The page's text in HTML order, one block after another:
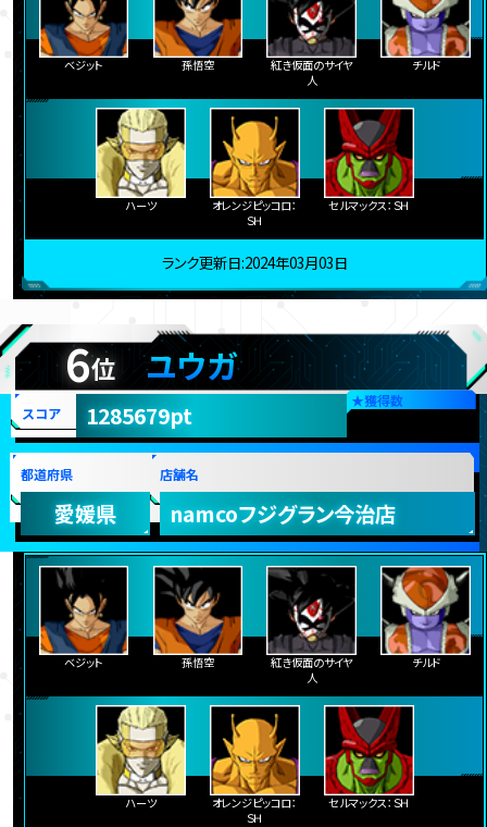
ベジット 孫悟空
紅き仮面のサイヤ
人
チルド
ハーツ
オレンジピッコロ：
ＳＨ
セルマックス：ＳＨ
ランク更新日:2024年03月03日
6位 ユウガ
★獲得数
スコア 1285679pt
都道府県
愛媛県
店舗名
namcoフジグラン今治店
ベジット 孫悟空
紅き仮面のサイヤ
人
チルド
ハーツ
オレンジピッコロ：
ＳＨ
セルマックス：ＳＨ